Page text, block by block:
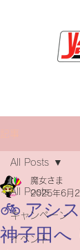
All Posts
キャンペーン
イベント
All Posts
🚲 アシ
神子田へ
魔女さま
2025年6月